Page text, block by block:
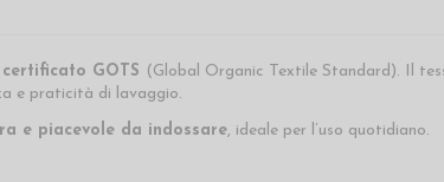
GOTS (Global Organic Textile Standard). Il
e praticità di lavaggio.
e piacevole da indossare, ideale per l’uso quotidiano.